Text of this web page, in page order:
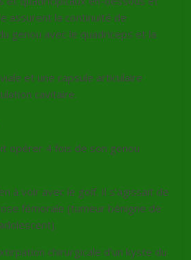
assurent la continuité de
genou avec le quadriceps et la
et une capsule articulaire
cavitaire.
opérer 4 fois de son genou
à voir avec le golf. Il s’agissait de
fémorale (tumeur bénigne de
chirurgicale d’un kyste du